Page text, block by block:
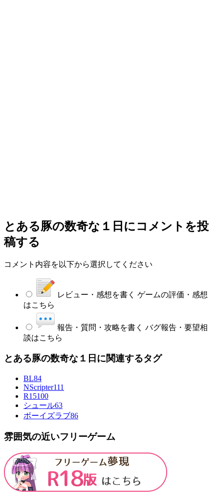
とある豚の数奇な１日 にコメントを投
稿する
コメント内容を以下から選択してください
レビュー・感想を書く ゲームの評価・感想
はこちら
報告・質問・攻略を書く バグ報告・要望相
談はこちら
とある豚の数奇な１日に関連するタグ
BL84
NScripter111
R15100
シュール63
ボーイズラブ86
雰囲気の近いフリーゲーム